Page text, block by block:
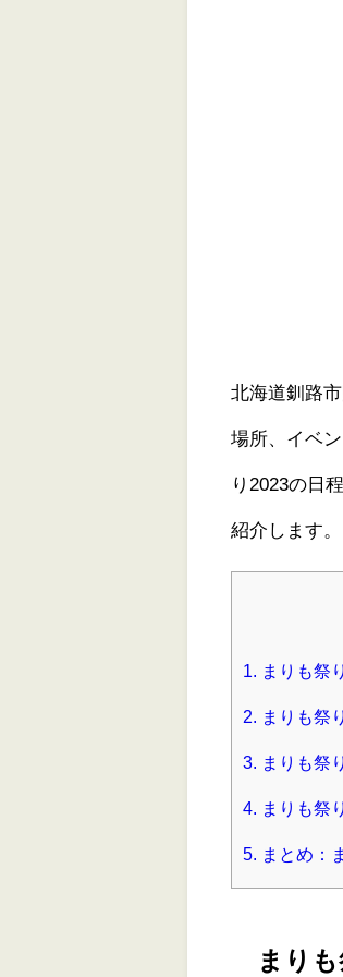
北海道釧路
場所、イベ
り2023の日
紹介します。
1. まりも祭
2. まりも祭
3. まりも祭
4. まりも祭
5. まとめ：
まり